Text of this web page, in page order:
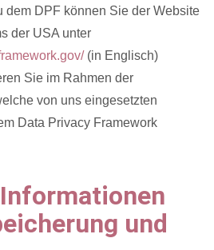
dem DPF können Sie der Website
der USA unter
(in Englisch)
Sie im Rahmen der
von uns eingesetzten
Data Privacy Framework
und